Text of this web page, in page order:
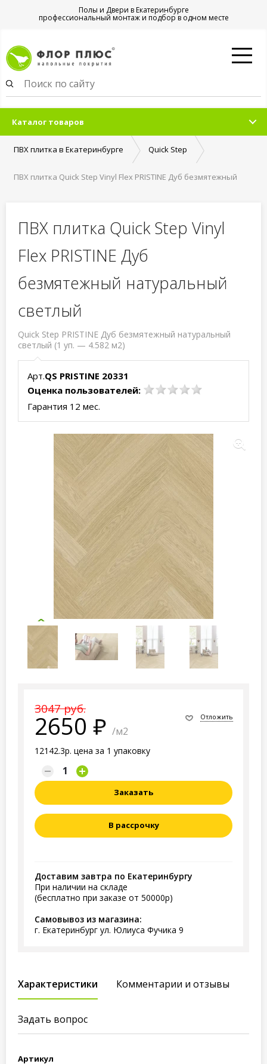
Полы и Двери в Екатеринбурге
профессиональный монтаж и подбор в одном месте
Каталог товаров
ПВХ плитка в Екатеринбурге Quick Step
ПВХ плитка Quick Step Vinyl Flex PRISTINE Дуб безмятежный
ПВХ плитка Quick Step Vinyl
Flex PRISTINE Дуб
безмятежный натуральный
светлый
Quick Step PRISTINE Дуб безмятежный натуральный
светлый (1 уп. — 4.582 м2)
Арт.QS PRISTINE 20331
Оценка пользователей:
Гарантия 12 мес.
3047 руб.
2650 /м2
12142.3р. цена за 1 упаковку
Отложить
Заказать
В рассрочку
Доставим завтра по Екатеринбургу
При наличии на складе
(бесплатно при заказе от 50000р)
Самовывоз из магазина:
г. Екатеринбург ул. Юлиуса Фучика 9
Характеристики Комментарии и отзывы
Задать вопрос
Артикул